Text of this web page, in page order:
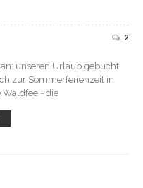
2
unseren Urlaub gebucht
zur Sommerferienzeit in
Waldfee - die